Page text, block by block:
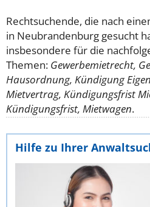
Rechtsuchende, die nach
in Neubrandenburg gesucht
insbesondere für die
Themen: Gewerbemietrecht,
Hausordnung, Kündigung
Mietvertrag, Kündigungsfrist
Kündigungsfrist, Mietwagen.
Hilfe zu Ihrer